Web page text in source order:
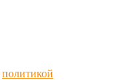
политикой